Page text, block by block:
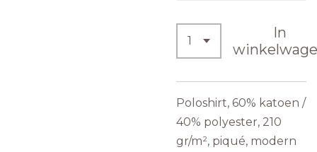
In
Poloshirt, 60% katoen /
40% polyester, 210
gr/m², piqué, modern